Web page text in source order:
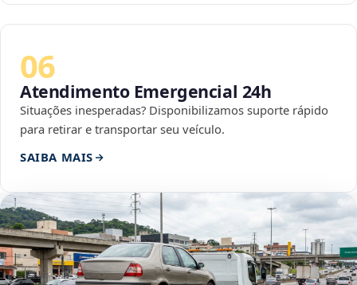
06
Atendimento Emergencial 24h
Situações inesperadas? Disponibilizamos suporte rápido
para retirar e transportar seu veículo.
SAIBA MAIS